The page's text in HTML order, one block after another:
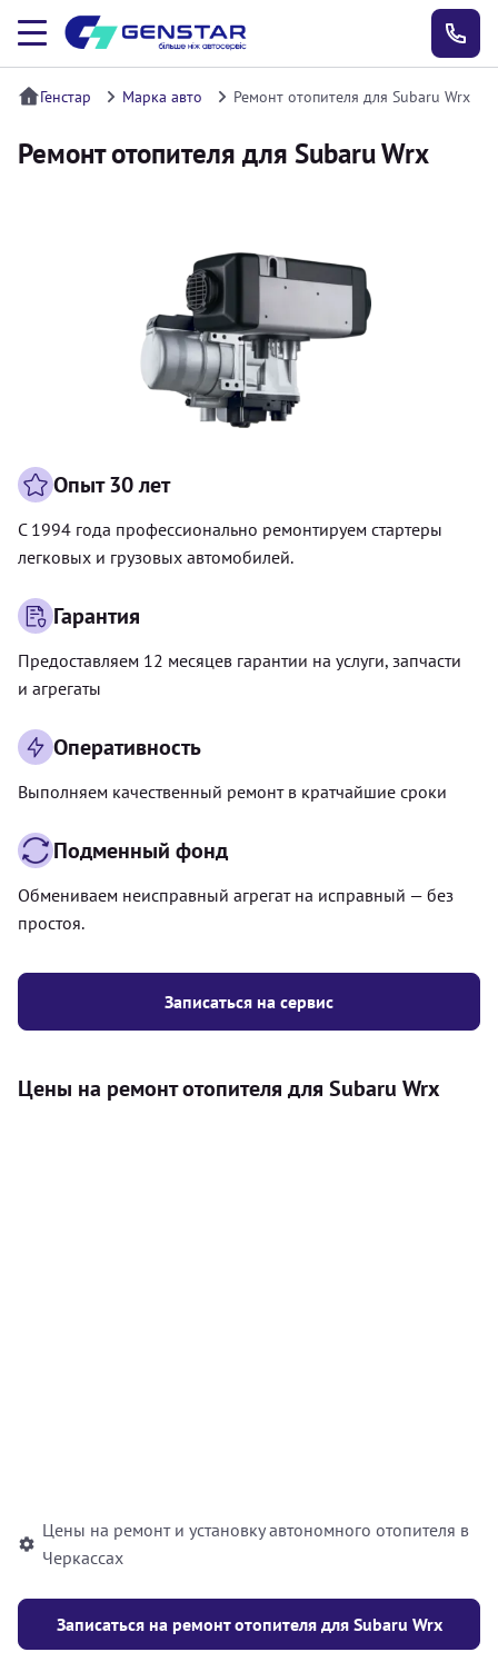
Генстар Марка авто Ремонт отопителя для Subaru Wrx
Ремонт отопителя для Subaru Wrx
Записаться на сервис
Опыт 30 лет
С 1994 года профессионально ремонтируем стартеры
легковых и грузовых автомобилей.
Гарантия
Предоставляем 12 месяцев гарантии на услуги, запчасти
и агрегаты
Оперативность
Выполняем качественный ремонт в кратчайшие сроки
Подменный фонд
Обмениваем неисправный агрегат на исправный — без
простоя.
Цены на ремонт отопителя для Subaru Wrx
Цены на ремонт и установку автономного отопителя в
Черкассах
Записаться на ремонт отопителя для Subaru Wrx